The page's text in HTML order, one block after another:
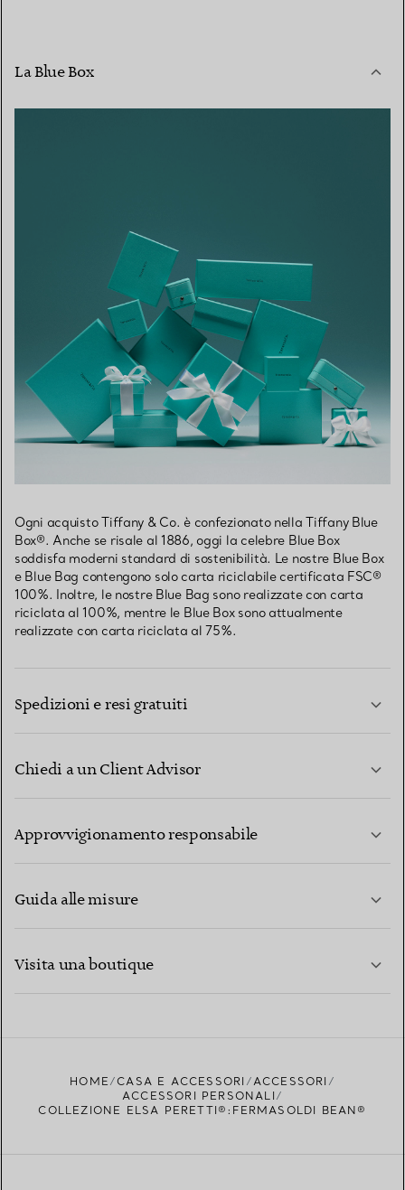
La Blue Box
Ogni acquisto Tiffany & Co. è confezionato nella Tiffany Blue
Box®. Anche se risale al 1886, oggi la celebre Blue Box
soddisfa moderni standard di sostenibilità. Le nostre Blue Box
e Blue Bag contengono solo carta riciclabile certificata FSC®
100%. Inoltre, le nostre Blue Bag sono realizzate con carta
riciclata al 100%, mentre le Blue Box sono attualmente
realizzate con carta riciclata al 75%.
Spedizioni e resi gratuiti
Chiedi a un Client Advisor
Approvvigionamento responsabile
Guida alle misure
Visita una boutique
HOME CASA E ACCESSORI
ACCESSORI
ACCESSORI PERSONALI
COLLEZIONE ELSA PERETTI®:FERMASOLDI BEAN®